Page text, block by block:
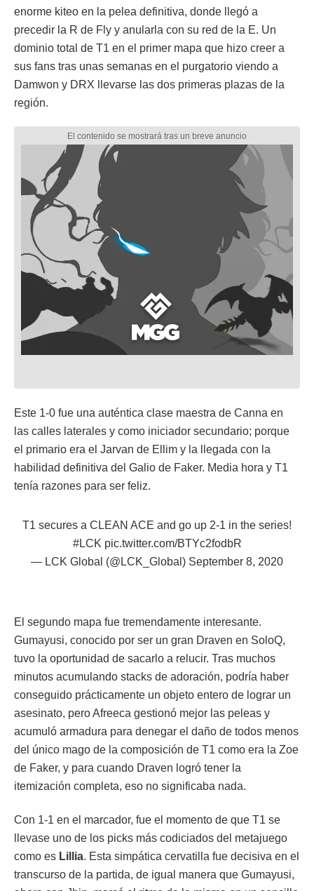
enorme kiteo en la pelea definitiva, donde llegó a
precedir la R de Fly y anularla con su red de la E. Un
dominio total de T1 en el primer mapa que hizo creer a
sus fans tras unas semanas en el purgatorio viendo a
Damwon y DRX llevarse las dos primeras plazas de la
región.
Este 1-0 fue una auténtica clase maestra de Canna en
las calles laterales y como iniciador secundario; porque
el primario era el Jarvan de Ellim y la llegada con la
habilidad definitiva del Galio de Faker. Media hora y T1
tenía razones para ser feliz.
T1 secures a CLEAN ACE and go up 2-1 in the series!
#LCK pic.twitter.com/BTYc2fodbR
— LCK Global (@LCK_Global) September 8, 2020
El segundo mapa fue tremendamente interesante.
Gumayusi, conocido por ser un gran Draven en SoloQ,
tuvo la oportunidad de sacarlo a relucir. Tras muchos
minutos acumulando stacks de adoración, podría haber
conseguido prácticamente un objeto entero de lograr un
asesinato, pero Afreeca gestionó mejor las peleas y
acumuló armadura para denegar el daño de todos menos
del único mago de la composición de T1 como era la Zoe
de Faker, y para cuando Draven logró tener la
itemización completa, eso no significaba nada.
Con 1-1 en el marcador, fue el momento de que T1 se
llevase uno de los picks más codiciados del metajuego
como es Lillia. Esta simpática cervatilla fue decisiva en el
transcurso de la partida, de igual manera que Gumayusi,